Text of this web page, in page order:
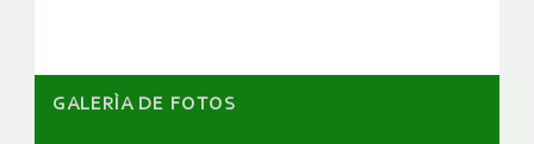
GALERÌA DE FOTOS